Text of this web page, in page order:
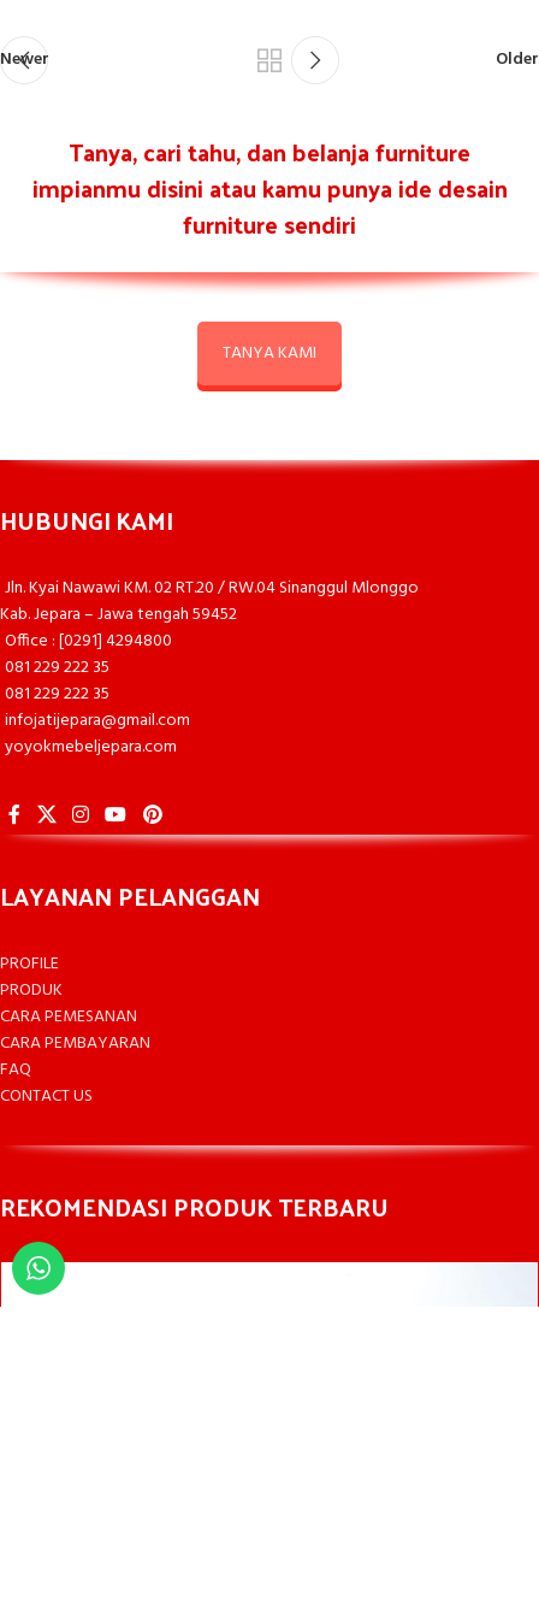
Newer Older
Tanya, cari tahu, dan belanja furniture
impianmu disini atau kamu punya ide desain
furniture sendiri
TANYA KAMI
HUBUNGI KAMI
Jln. Kyai Nawawi KM. 02 RT.20 / RW.04 Sinanggul Mlonggo
Kab. Jepara – Jawa tengah 59452
Office : [0291] 4294800
081 229 222 35
081 229 222 35
infojatijepara@gmail.com
yoyokmebeljepara.com
LAYANAN PELANGGAN
PROFILE
PRODUK
CARA PEMESANAN
CARA PEMBAYARAN
FAQ
CONTACT US
REKOMENDASI PRODUK TERBARU